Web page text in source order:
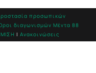
προσωπικών
διαγωνισμών Mέντα 88
| Ανακοινώσεις